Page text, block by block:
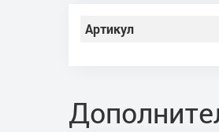
Артикул